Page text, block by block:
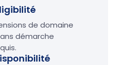
de domaine
démarche